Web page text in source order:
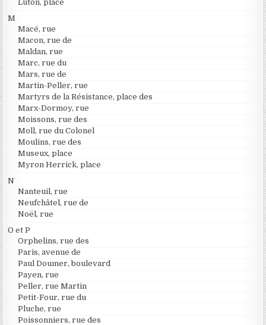
Luton, place
M
Macé, rue
Macon, rue de
Maldan, rue
Marc, rue du
Mars, rue de
Martin-Peller, rue
Martyrs de la Résistance, place des
Marx-Dormoy, rue
Moissons, rue des
Moll, rue du Colonel
Moulins, rue des
Museux, place
Myron Herrick, place
N
Nanteuil, rue
Neufchâtel, rue de
Noël, rue
O et P
Orphelins, rue des
Paris, avenue de
Paul Doumer, boulevard
Payen, rue
Peller, rue Martin
Petit-Four, rue du
Pluche, rue
Poissonniers, rue des